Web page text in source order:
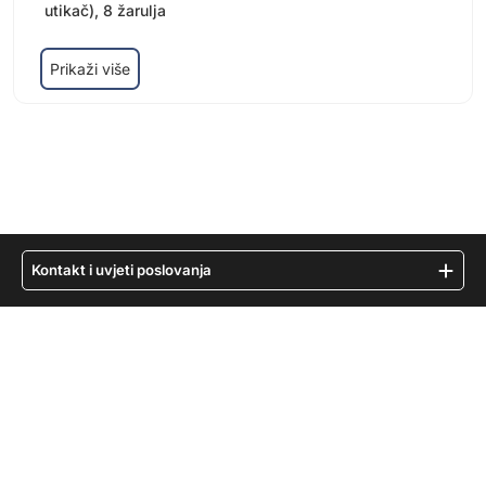
utikač), 8 žarulja
Prikaži više
Kontakt i uvjeti poslovanja